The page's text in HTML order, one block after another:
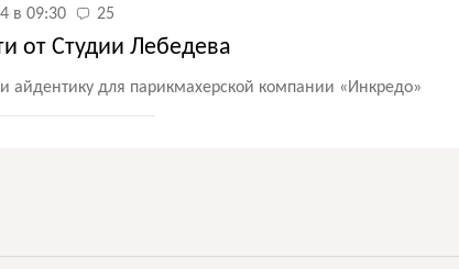
в 09:30 25
от Студии Лебедева
айдентику для парикмахерской компании «Инкредо»